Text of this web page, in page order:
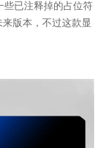
已注释掉的占位符
版本，不过这款显